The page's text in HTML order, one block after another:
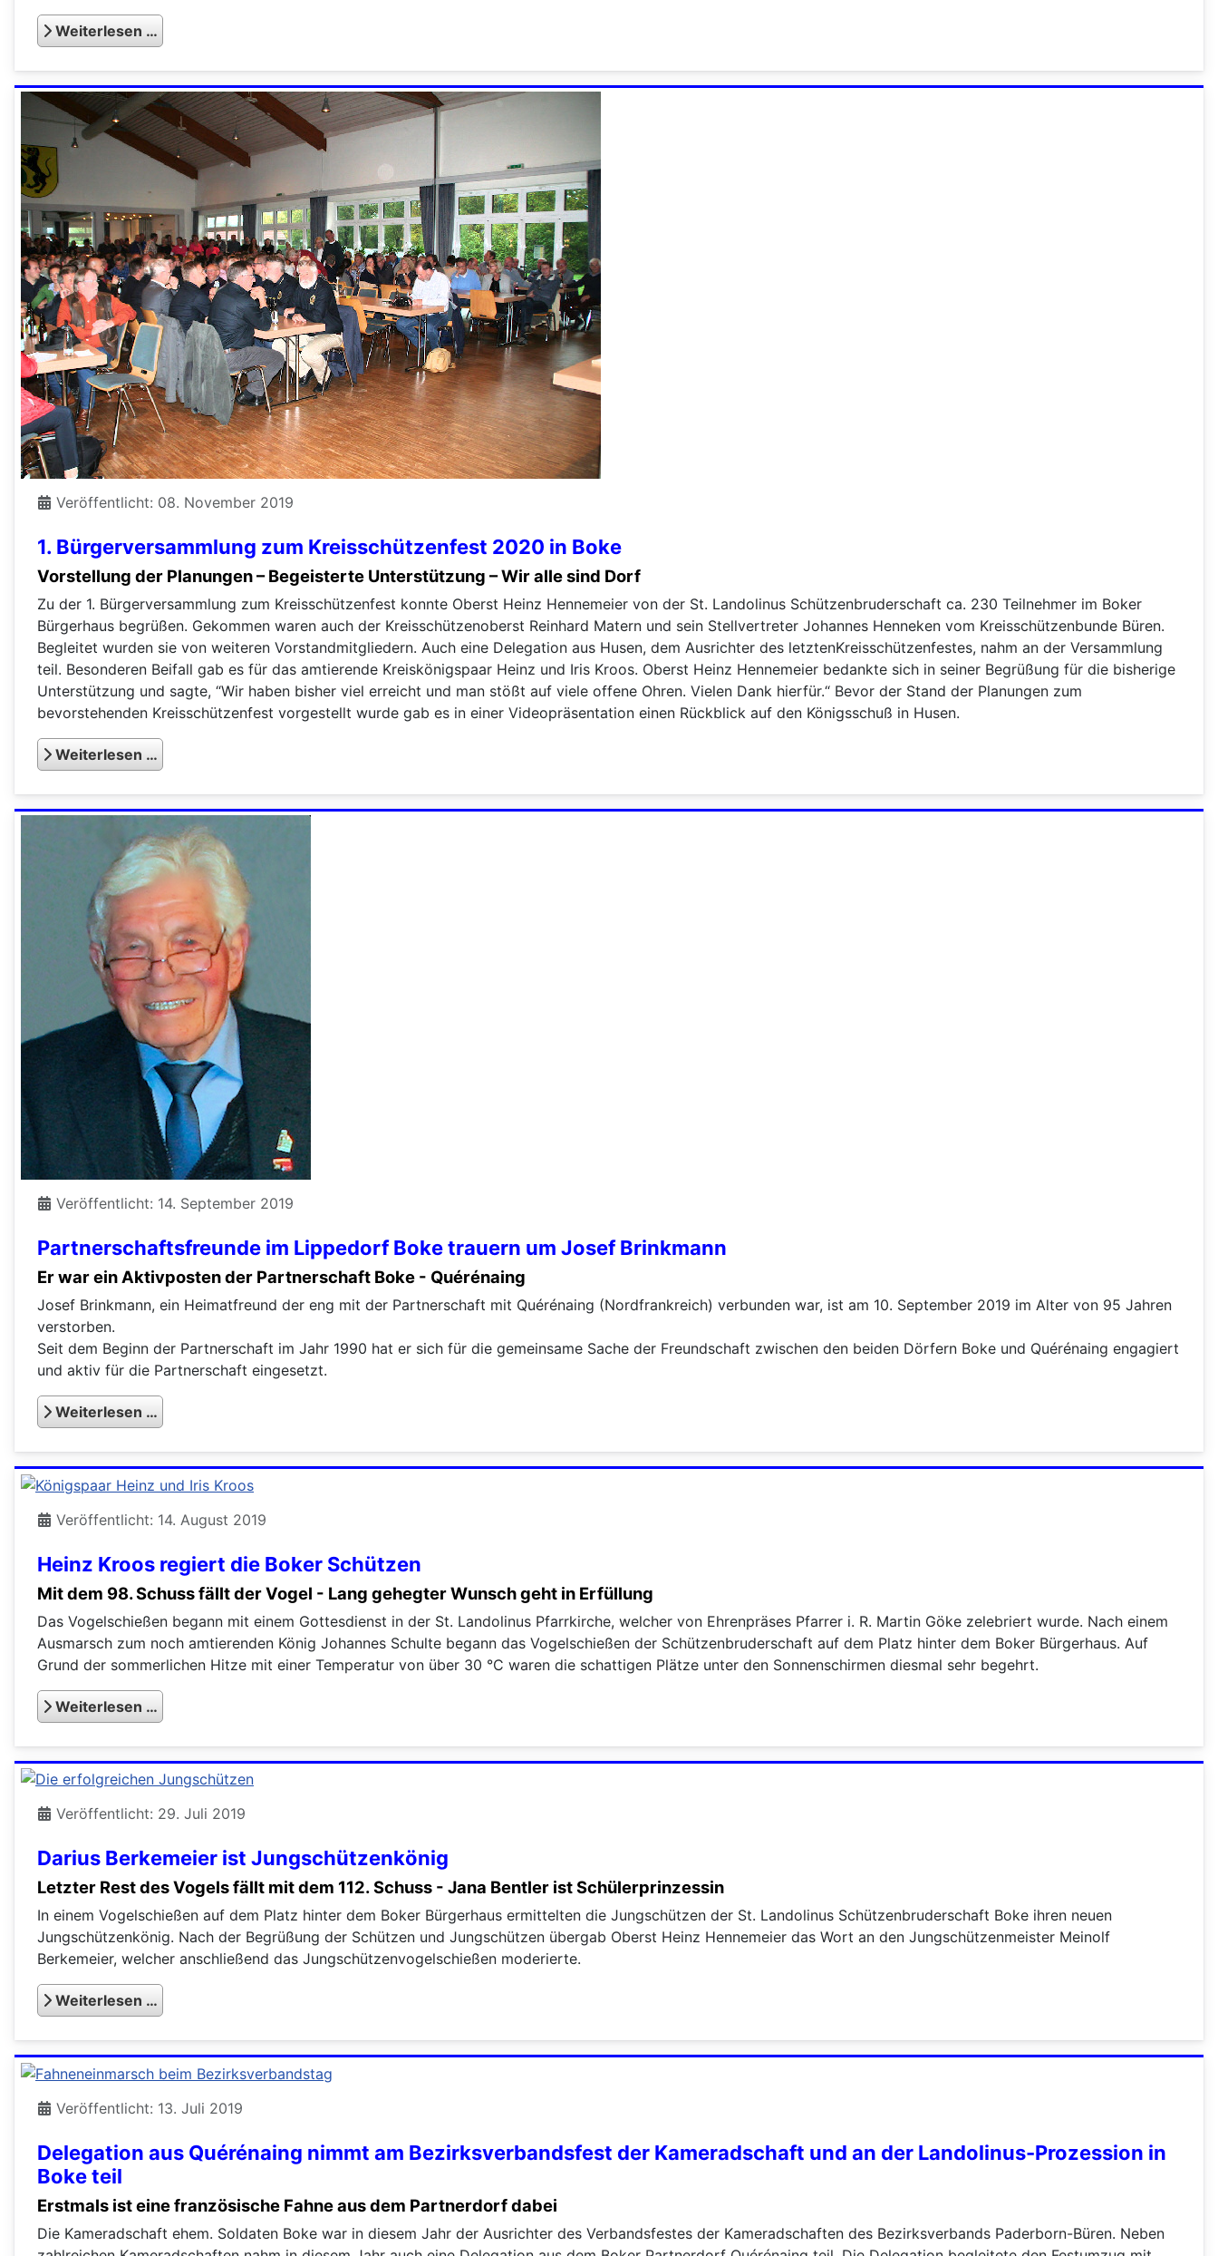
Weiterlesen …
1. Bürger­versammlung zum Kreisschützen­fest 2020 in Boke
Veröffentlicht: 08. November 2019
Vorstellung der Planungen – Begeisterte Unterstützung – Wir alle sind Dorf
Zu der 1. Bürgerversammlung zum Kreisschützenfest konnte Oberst Heinz Hennemeier von der St. Landolinus Schützenbruderschaft ca. 230 Teilnehmer im Boker
Bürgerhaus begrüßen. Gekommen waren auch der Kreisschützenoberst Reinhard Matern und sein Stellvertreter Johannes Henneken vom Kreisschützenbunde Büren.
Begleitet wurden sie von weiteren Vorstandmitgliedern. Auch eine Delegation aus Husen, dem Ausrichter des letztenKreisschützenfestes, nahm an der Versammlung
teil. Besonderen Beifall gab es für das amtierende Kreiskönigspaar Heinz und Iris Kroos. Oberst Heinz Hennemeier bedankte sich in seiner Begrüßung für die bisherige
Unterstützung und sagte, “Wir haben bisher viel erreicht und man stößt auf viele offene Ohren. Vielen Dank hierfür.“ Bevor der Stand der Planungen zum
bevorstehenden Kreisschützenfest vorgestellt wurde gab es in einer Videopräsentation einen Rückblick auf den Königsschuß in Husen.
Weiterlesen …
Partnerschafts­freunde im Lippedorf Boke trauern um Josef Brinkmann
Veröffentlicht: 14. September 2019
Er war ein Aktivposten der Partnerschaft Boke - Quérénaing
Josef Brinkmann, ein Heimatfreund der eng mit der Partnerschaft mit Quérénaing (Nordfrankreich) verbunden war, ist am 10. September 2019 im Alter von 95 Jahren
verstorben.
Seit dem Beginn der Partnerschaft im Jahr 1990 hat er sich für die gemeinsame Sache der Freundschaft zwischen den beiden Dörfern Boke und Quérénaing engagiert
und aktiv für die Partnerschaft eingesetzt.
Weiterlesen …
Heinz Kroos regiert die Boker Schützen
Veröffentlicht: 14. August 2019
Mit dem 98. Schuss fällt der Vogel - Lang gehegter Wunsch geht in Erfüllung
Das Vogelschießen begann mit einem Gottesdienst in der St. Landolinus Pfarrkirche, welcher von Ehrenpräses Pfarrer i. R. Martin Göke zelebriert wurde. Nach einem
Ausmarsch zum noch amtierenden König Johannes Schulte begann das Vogelschießen der Schützenbruderschaft auf dem Platz hinter dem Boker Bürgerhaus. Auf
Grund der sommerlichen Hitze mit einer Temperatur von über 30 °C waren die schattigen Plätze unter den Sonnenschirmen diesmal sehr begehrt.
Weiterlesen …
Darius Berkemeier ist Jungschützenkönig
Veröffentlicht: 29. Juli 2019
Letzter Rest des Vogels fällt mit dem 112. Schuss - Jana Bentler ist Schülerprinzessin
In einem Vogelschießen auf dem Platz hinter dem Boker Bürgerhaus ermittelten die Jungschützen der St. Landolinus Schützenbruderschaft Boke ihren neuen
Jungschützenkönig. Nach der Begrüßung der Schützen und Jungschützen übergab Oberst Heinz Hennemeier das Wort an den Jungschützenmeister Meinolf
Berkemeier, welcher anschließend das Jungschützenvogelschießen moderierte.
Weiterlesen …
Delegation aus Quérénaing nimmt am Bezirksverbandsfest der Kameradschaft und an der Landolinus-Prozession in
Boke teil
Veröffentlicht: 13. Juli 2019
Erstmals ist eine französische Fahne aus dem Partnerdorf dabei
Die Kameradschaft ehem. Soldaten Boke war in diesem Jahr der Ausrichter des Verbandsfestes der Kameradschaften des Bezirksverbands Paderborn-Büren. Neben